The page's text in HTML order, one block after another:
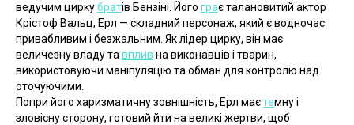
ведучим цирку братів Бензіні. Його грає талановитий актор
Крістоф Вальц, Ерл — складний персонаж, який є водночас
привабливим і безжальним. Як лідер цирку, він має
величезну владу та вплив на виконавців і тварин,
використовуючи маніпуляцію та обман для контролю над
оточуючими.
Попри його харизматичну зовнішність, Ерл має темну і
зловісну сторону, готовий йти на великі жертви, щоб